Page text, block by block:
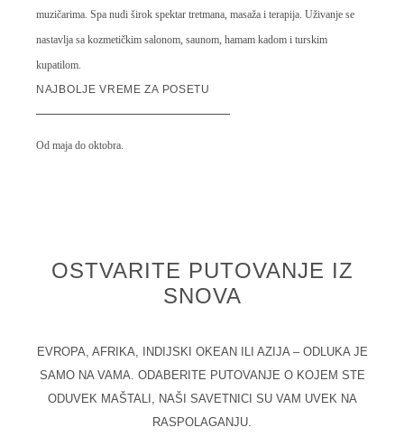
muzičarima. Spa nudi širok spektar tretmana, masaža i terapija. Uživanje se
nastavlja sa kozmetičkim salonom, saunom, hamam kadom i turskim
kupatilom.
NAJBOLJE VREME ZA POSETU
Od maja do oktobra.
OSTVARITE PUTOVANJE IZ
SNOVA
EVROPA, AFRIKA, INDIJSKI OKEAN ILI AZIJA – ODLUKA JE
SAMO NA VAMA. ODABERITE PUTOVANJE O KOJEM STE
ODUVEK MAŠTALI, NAŠI SAVETNICI SU VAM UVEK NA
RASPOLAGANJU.